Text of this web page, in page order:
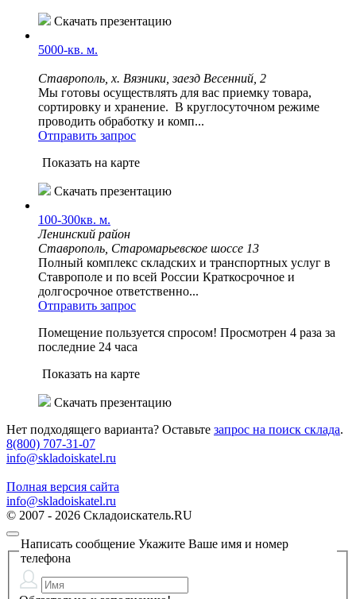
Скачать презентацию
5000-кв. м.
Ставрополь, х. Вязники, заезд Весенний, 2
Мы готовы осуществлять для вас приемку товара,
сортировку и хранение. В круглосуточном режиме
проводить обработку и комп...
Отправить запрос
Показать на карте
Скачать презентацию
100-300кв. м.
Ленинский район
Ставрополь, Старомарьевское шоссе 13
Полный комплекс складских и транспортных услуг в
Ставрополе и по всей России Краткосрочное и
долгосрочное ответственно...
Отправить запрос
Помещение пользуется спросом! Просмотрен 4 раза за
последние 24 часа
Показать на карте
Скачать презентацию
Нет подходящего варианта? Оставьте запрос на поиск склада.
8(800) 707-31-07
info@skladoiskatel.ru
Полная версия сайта
info@skladoiskatel.ru
© 2007 - 2026 Складоискатель.RU
Написать сообщение Укажите Ваше имя и номер
телефона